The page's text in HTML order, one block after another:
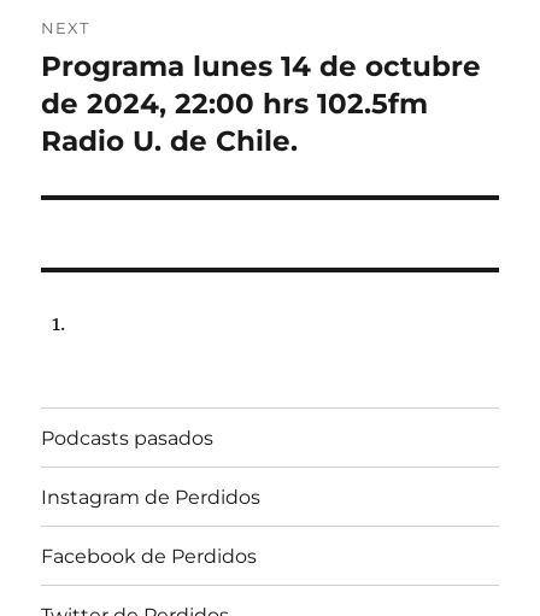
NEXT
Next
post:
Programa lunes 14 de octubre
de 2024, 22:00 hrs 102.5fm
Radio U. de Chile.
Podcasts pasados
Instagram de Perdidos
Facebook de Perdidos